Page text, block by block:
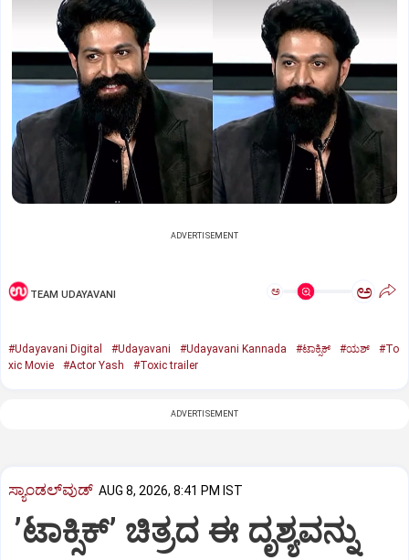
ADVERTISEMENT
TEAM UDAYAVANI ಅ ಅ
#Udayavani Digital #Udayavani #Udayavani Kannada #ಟಾಕ್ಸಿಕ್‌ #ಯಶ್‌
#To
xic Movie
#Actor Yash #Toxic trailer
ADVERTISEMENT
ಸ್ಯಾಂಡಲ್‌ವುಡ್‌ AUG 8, 2026, 8:41 PM IST
ʼಟಾಕ್ಸಿಕ್‌ʼ ಚಿತ್ರದ ಈ ದೃಶ್ಯವನ್ನು